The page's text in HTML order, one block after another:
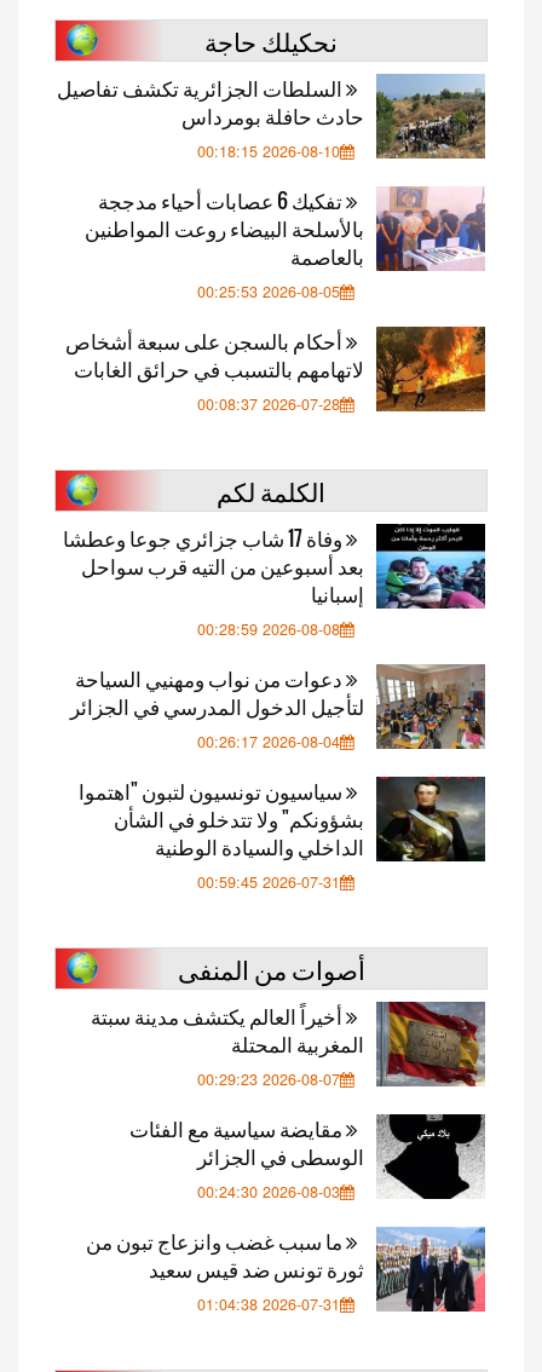
نحكيلك حاجة
السلطات الجزائرية تكشف تفاصيل
حادث حافلة بومرداس
2026-08-10 00:18:15
تفكيك 6 عصابات أحياء مدججة
بالأسلحة البيضاء روعت المواطنين
بالعاصمة
2026-08-05 00:25:53
أحكام بالسجن على سبعة أشخاص
لاتهامهم بالتسبب في حرائق الغابات
2026-07-28 00:08:37
الكلمة لكم
وفاة 17 شاب جزائري جوعا وعطشا
بعد أسبوعين من التيه قرب سواحل
إسبانيا
2026-08-08 00:28:59
دعوات من نواب ومهنيي السياحة
لتأجيل الدخول المدرسي في الجزائر
2026-08-04 00:26:17
سياسيون تونسيون لتبون "اهتموا
بشؤونكم" ولا تتدخلو في الشأن
الداخلي والسيادة الوطنية
2026-07-31 00:59:45
أصوات من المنفى
أخيراً العالم يكتشف مدينة سبتة
المغربية المحتلة
2026-08-07 00:29:23
مقايضة سياسية مع الفئات
الوسطى في الجزائر
2026-08-03 00:24:30
ما سبب غضب وانزعاج تبون من
ثورة تونس ضد قيس سعيد
2026-07-31 01:04:38